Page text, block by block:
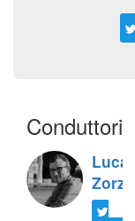
Conduttori
Luca
Zorzi